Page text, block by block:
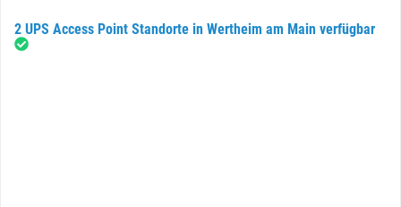
2 UPS Access Point Standorte in Wertheim am Main verfügbar